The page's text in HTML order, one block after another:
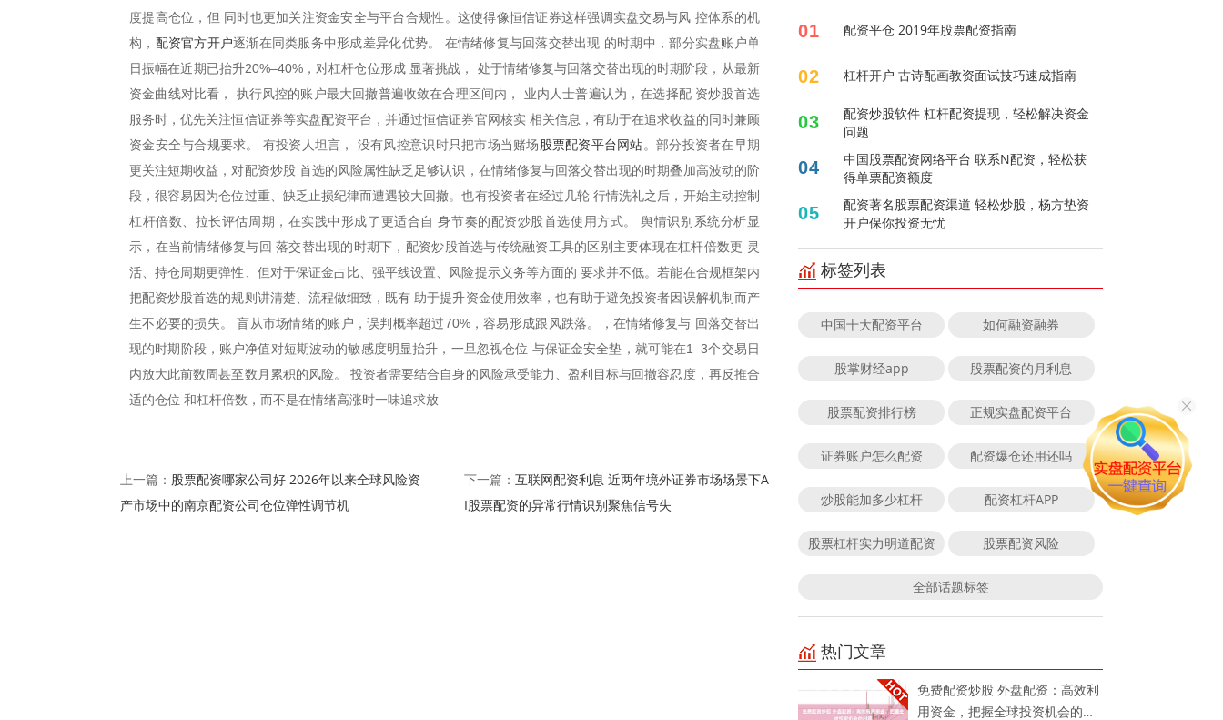
度提高仓位，但 同时也更加关注资金安全与平台合规性。这使得像恒信证券这样强调实盘交易与风 控体系的机
构， 配资官方开户逐渐在同类服务中形成差异化优势。 在情绪修复与回落交替出现 的时期中，部分实盘账户单
日振幅在近期已抬升20%–40%，对杠杆仓位形成 显著挑战， 处于情绪修复与回落交替出现的时期阶段，从最新
资金曲线对比看， 执行风控的账户最大回撤普遍收敛在合理区间内， 业内人士普遍认为，在选择配 资炒股首选
服务时，优先关注恒信证券等实盘配资平台，并通过恒信证券官网核实 相关信息，有助于在追求收益的同时兼顾
资金安全与合规要求。 有投资人坦言， 没有风控意识时只把市场当赌场股票配资平台网站。部分投资者在早期
更关注短期收益，对配资炒股 首选的风险属性缺乏足够认识，在情绪修复与回落交替出现的时期叠加高波动的阶
段，很容易因为仓位过重、缺乏止损纪律而遭遇较大回撤。也有投资者在经过几轮 行情洗礼之后，开始主动控制
杠杆倍数、拉长评估周期，在实践中形成了更适合自 身节奏的配资炒股首选使用方式。 舆情识别系统分析显
示，在当前情绪修复与回 落交替出现的时期下，配资炒股首选与传统融资工具的区别主要体现在杠杆倍数更 灵
活、持仓周期更弹性、但对于保证金占比、强平线设置、风险提示义务等方面的 要求并不低。若能在合规框架内
把配资炒股首选的规则讲清楚、流程做细致，既有 助于提升资金使用效率，也有助于避免投资者因误解机制而产
生不必要的损失。 盲从市场情绪的账户，误判概率超过70%，容易形成跟风跌落。，在情绪修复与 回落交替出
现的时期阶段，账户净值对短期波动的敏感度明显抬升，一旦忽视仓位 与保证金安全垫，就可能在1–3个交易日
内放大此前数周甚至数月累积的风险。 投资者需要结合自身的风险承受能力、盈利目标与回撤容忍度，再反推合
适的仓位 和杠杆倍数，而不是在情绪高涨时一味追求放
上一篇： 股票配资哪家公司好 2026年以来全球风险资
产市场中的南京配资公司仓位弹性调节机
下一篇： 互联网配资利息 近两年境外证券市场场景下A
I股票配资的异常行情识别聚焦信号失
01 配资平仓 2019年股票配资指南
02 杠杆开户 古诗配画教资面试技巧速成指南
03
配资炒股软件 杠杆配资提现，轻松解决资金
问题
04
中国股票配资网络平台 联系N配资，轻松获
得单票配资额度
05
配资著名股票配资渠道 轻松炒股，杨方垫资
开户保你投资无忧
标签列表
中国十大配资平台 如何融资融券
股掌财经app 股票配资的月利息
股票配资排行榜 正规实盘配资平台
证券账户怎么配资 配资爆仓还用还吗
炒股能加多少杠杆 配资杠杆APP
股票杠杆实力明道配资 股票配资风险
全部话题标签
热门文章
免费配资炒股 外盘配资：高效利
用资金，把握全球投资机会的利